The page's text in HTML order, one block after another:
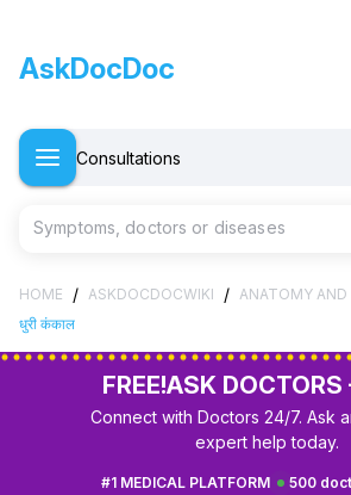
AskDocDoc
Consultations
Symptoms, doctors or diseases
HOME / ASKDOCDOCWIKI / ANATOMY
धुरी कंकाल
FREE!ASK
Connect with Doctors 24/7. Ask
expert help today.
500
#1 MEDICAL PLATFORM